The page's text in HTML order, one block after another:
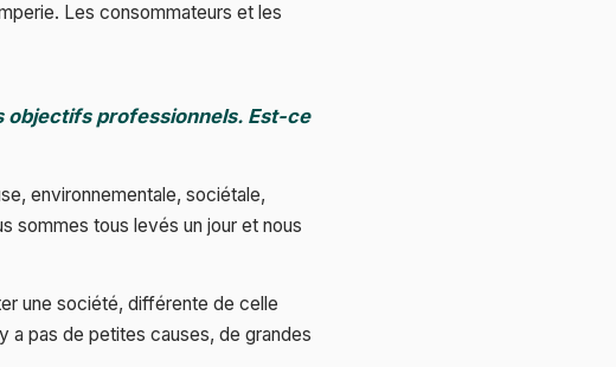
Les consommateurs et les
objectifs professionnels. Est-ce
environnementale, sociétale,
sommes tous levés un jour et nous
une société, différente de celle
a pas de petites causes, de grandes